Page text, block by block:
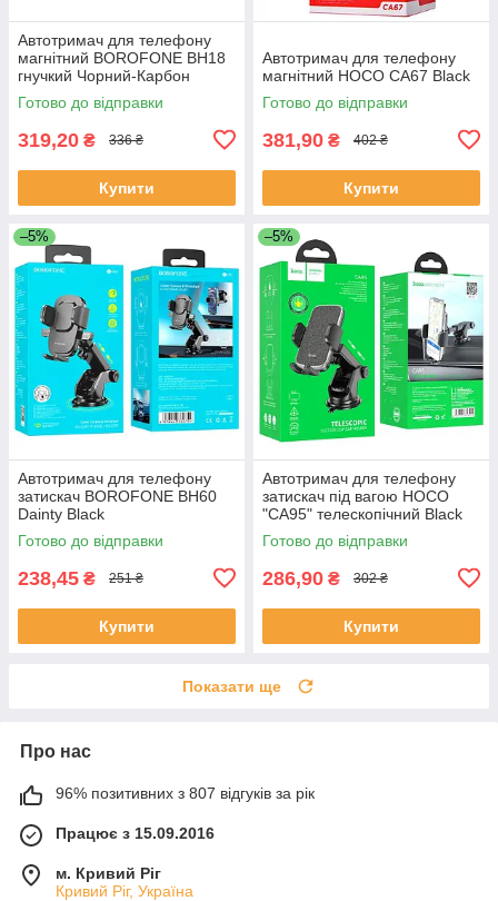
Автотримач для телефону
магнітний BOROFONE BH18
гнучкий Чорний-Карбон
Готово до відправки
319,20 ₴ 336 ₴
Купити
Автотримач для телефону
магнітний HOCO CA67 Black
Готово до відправки
381,90 ₴ 402 ₴
Купити
–5%
Автотримач для телефону
затискач BOROFONE BH60
Dainty Black
Готово до відправки
238,45 ₴ 251 ₴
Купити
–5%
Автотримач для телефону
затискач під вагою HOCO
"CA95" телескопічний Black
Готово до відправки
286,90 ₴ 302 ₴
Купити
Показати ще
Про нас
96% позитивних з 807 відгуків за рік
Працює з 15.09.2016
м. Кривий Ріг
Кривий Ріг, Україна